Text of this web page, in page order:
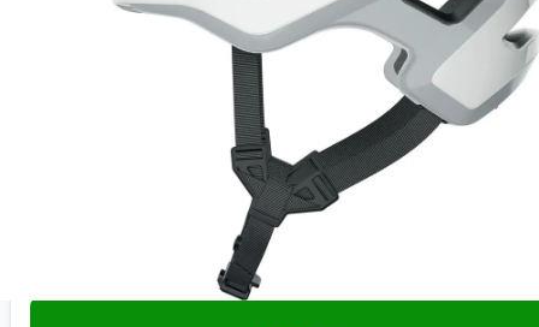
Køb nu
ABUS Hjelm Cliffhanger, shiny white M
Leveringstid:1-3 hverdage